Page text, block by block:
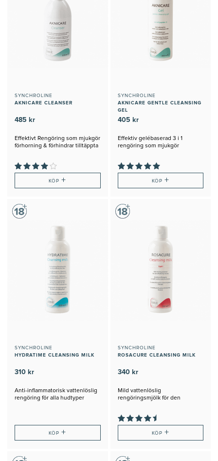
SYNCHROLINE
AKNICARE CLEANSER
485 kr
Effektivt Rengöring som mjukgör
förhorning & förhindrar tilltäppta
KÖP+
SYNCHROLINE
AKNICARE GENTLE CLEANSING
GEL
405 kr
Effektiv gelébaserad 3 i 1
rengöring som mjukgör
KÖP +
SYNCHROLINE
HYDRATIME CLEANSING MILK
310 kr
Anti-inflammatorisk vattenlöslig
rengöring för alla hudtyper
KÖP+
SYNCHROLINE
ROSACURE CLEANSING MILK
340 kr
Mild vattenlöslig
rengöringsmjölk för den
KÖP +